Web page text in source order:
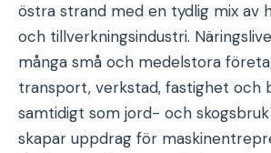
östra strand med en tydlig mix av
och tillverkningsindustri.
många små och medelstora
transport, verkstad, fastighet och
samtidigt som jord- och
skapar uppdrag för